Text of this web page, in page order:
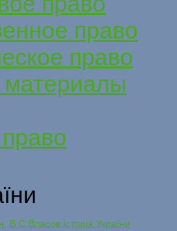
право
право
Історія України